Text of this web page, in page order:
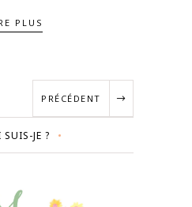
PLUS
PRÉCÉDENT
JE ?